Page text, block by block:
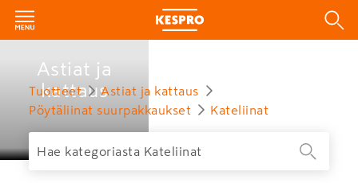
Astiat ja
kattaus
Tuotteet
Astiat ja kattaus
Pöytäliinat suurpakkaukset
Kateliinat